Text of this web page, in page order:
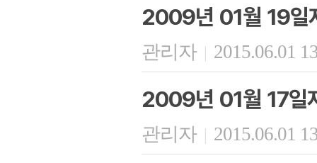
2009년 01월 19일
관리자 | 2015.06.01
2009년 01월 17일
관리자 | 2015.06.01